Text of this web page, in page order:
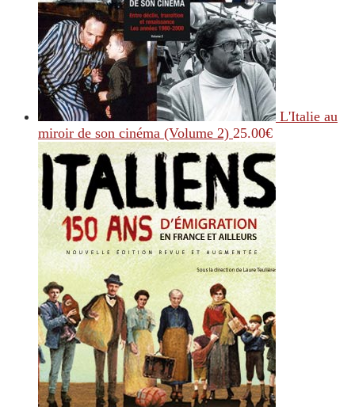
L'Italie au
miroir de son cinéma (Volume 2) 25.00€